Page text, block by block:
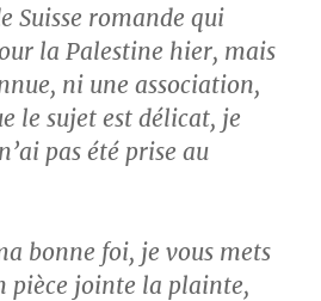
Suisse romande qui
la Palestine hier, mais
ni une association,
le sujet est délicat, je
pas été prise au
bonne foi, je vous mets
pièce jointe la plainte,